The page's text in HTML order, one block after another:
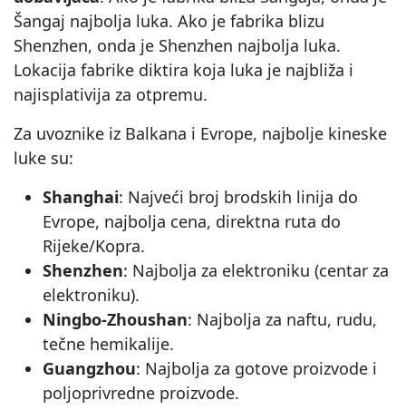
Šangaj najbolja luka. Ako je fabrika blizu
Shenzhen, onda je Shenzhen najbolja luka.
Lokacija fabrike diktira koja luka je najbliža i
najisplativija za otpremu.
Za uvoznike iz Balkana i Evrope, najbolje kineske
luke su:
Shanghai: Najveći broj brodskih linija do
Evrope, najbolja cena, direktna ruta do
Rijeke/Kopra.
Shenzhen: Najbolja za elektroniku (centar za
elektroniku).
Ningbo-Zhoushan: Najbolja za naftu, rudu,
tečne hemikalije.
Guangzhou: Najbolja za gotove proizvode i
poljoprivredne proizvode.